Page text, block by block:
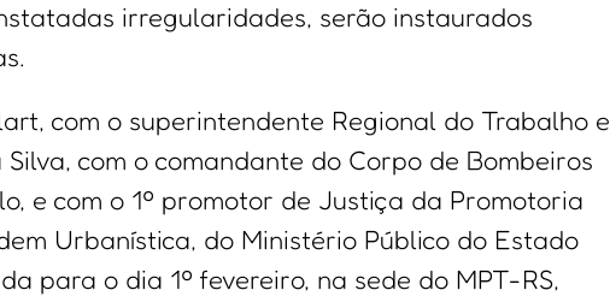
irregularidades, serão instaurados
com o superintendente Regional do Trabalho e
com o comandante do Corpo de Bombeiros
e com o 1º promotor de Justiça da Promotoria
Urbanística, do Ministério Público do Estado
para o dia 1º fevereiro, na sede do MPT-RS,